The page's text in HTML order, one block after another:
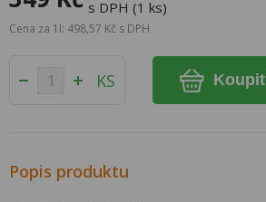
s DPH (1 ks)
Cena za 1l: 498,57 Kč s DPH
KS Koupit
Popis produktu